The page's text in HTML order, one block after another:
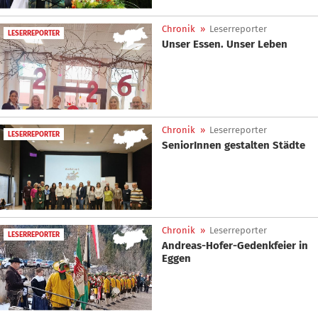
LESERREPORTER Chronik » Leserreporter
Unser Essen. Unser Leben
LESERREPORTER Chronik » Leserreporter
SeniorInnen gestalten Städte
LESERREPORTER Chronik » Leserreporter
Andreas-Hofer-Gedenkfeier in
Eggen